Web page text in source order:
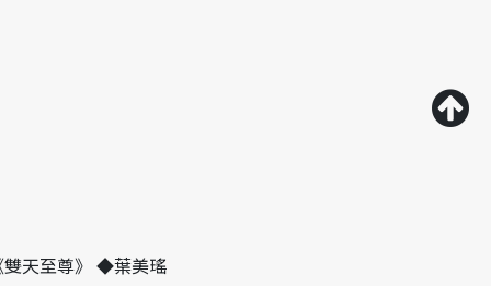
雙天至尊》 ◆葉美瑤